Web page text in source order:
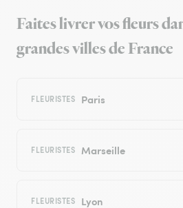
Faites livrer vos fleurs
grandes villes de France
FLEURISTES Paris
FLEURISTES Marseille
FLEURISTES Lyon